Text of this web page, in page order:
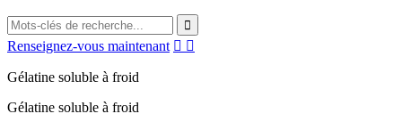
Renseignez-vous maintenant  
Gélatine soluble à froid
Gélatine soluble à froid